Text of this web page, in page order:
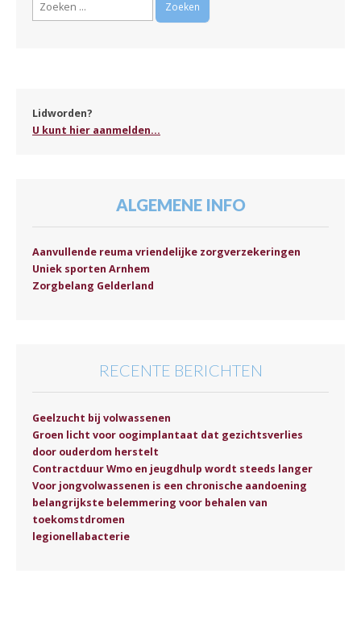
Lidworden?
U kunt hier aanmelden...
ALGEMENE INFO
Aanvullende reuma vriendelijke zorgverzekeringen
Uniek sporten Arnhem
Zorgbelang Gelderland
RECENTE BERICHTEN
Geelzucht bij volwassenen
Groen licht voor oogimplantaat dat gezichtsverlies
door ouderdom herstelt
Contractduur Wmo en jeugdhulp wordt steeds langer
Voor jongvolwassenen is een chronische aandoening
belangrijkste belemmering voor behalen van
toekomstdromen
legionellabacterie